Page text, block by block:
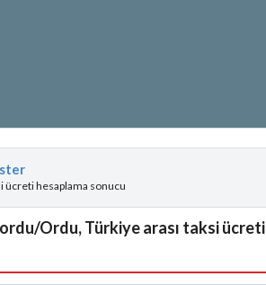
ücreti hesaplama sonucu
Ordu, Türkiye arası taksi ücreti